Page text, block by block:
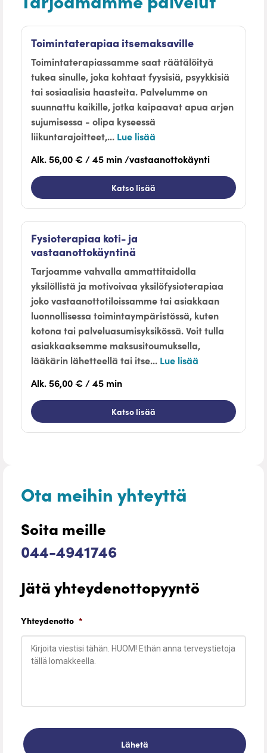
Toimintaterapiaa itsemaksaville
Toimintaterapiassamme saat räätälöityä
tukea sinulle, joka kohtaat fyysisiä, psyykkisiä
tai sosiaalisia haasteita. Palvelumme on
suunnattu kaikille, jotka kaipaavat apua arjen
sujumisessa - olipa kyseessä
liikuntarajoitteet,... Lue lisää
Alk. 56,00 € / 45 min /vastaanottokäynti
Katso lisää
Fysioterapiaa koti- ja
vastaanottokäyntinä
Tarjoamme vahvalla ammattitaidolla
yksilöllistä ja motivoivaa yksilöfysioterapiaa
joko vastaanottotiloissamme tai asiakkaan
luonnollisessa toimintaympäristössä, kuten
kotona tai palveluasumisyksikössä. Voit tulla
asiakkaaksemme maksusitoumuksella,
lääkärin lähetteellä tai itse... Lue lisää
Alk. 56,00 € / 45 min
Katso lisää
Ota meihin yhteyttä
Soita meille
044-4941746
Jätä yhteydenottopyyntö
Yhteydenotto *